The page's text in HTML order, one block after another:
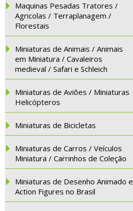
Maquinas Pesadas Tratores /
Agricolas / Terraplanagem /
Florestais
Miniaturas de Animais / Animais
em Miniatura / Cavaleiros
medieval / Safari e Schleich
Miniaturas de Aviões / Miniaturas
Helicópteros
Miniaturas de Bicicletas
Miniaturas de Carros / Veículos
Miniatura / Carrinhos de Coleção
Miniaturas de Desenho Animado e
Action Figures no Brasil